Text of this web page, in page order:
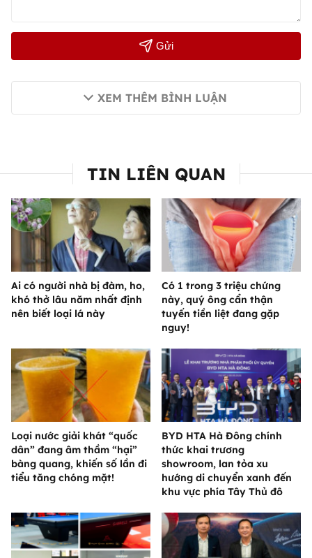
Gửi
XEM THÊM BÌNH LUẬN
TIN LIÊN QUAN
Ai có người nhà bị đàm, ho,
khó thở lâu năm nhất định
nên biết loại lá này
Có 1 trong 3 triệu chứng
này, quý ông cẩn thận
tuyến tiền liệt đang gặp
nguy!
Loại nước giải khát “quốc
dân” đang âm thầm “hại”
bàng quang, khiến số lần đi
tiểu tăng chóng mặt!
BYD HTA Hà Đông chính
thức khai trương
showroom, lan tỏa xu
hướng di chuyển xanh đến
khu vực phía Tây Thủ đô